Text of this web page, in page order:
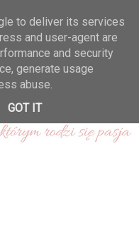
to deliver its services
and user-agent are
and security
generate usage
abuse.
GOT IT